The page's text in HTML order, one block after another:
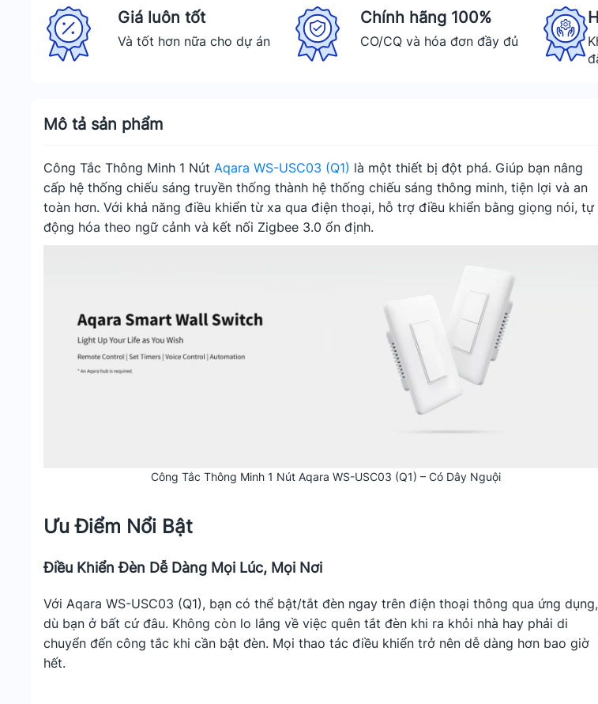
Giá luôn tốt
Và tốt hơn nữa cho dự án
Chính hãng 100%
CO/CQ và hóa đơn đầy đủ
Mô tả sản phẩm
Công Tắc Thông Minh 1 Nút Aqara WS-USC03 (Q1) là một thiết bị đột phá. Giúp bạn nâng
cấp hệ thống chiếu sáng truyền thống thành hệ thống chiếu sáng thông minh, tiện lợi và an
toàn hơn. Với khả năng điều khiển từ xa qua điện thoại, hỗ trợ điều khiển bằng giọng nói, tự
động hóa theo ngữ cảnh và kết nối Zigbee 3.0 ổn định.
Công Tắc Thông Minh 1 Nút Aqara WS-USC03 (Q1) – Có Dây Nguội
Ưu Điểm Nổi Bật
Điều Khiển Đèn Dễ Dàng Mọi Lúc, Mọi Nơi
Với Aqara WS-USC03 (Q1), bạn có thể bật/tắt đèn ngay trên điện thoại thông qua ứng dụng,
dù bạn ở bất cứ đâu. Không còn lo lắng về việc quên tắt đèn khi ra khỏi nhà hay phải di
chuyển đến công tắc khi cần bật đèn. Mọi thao tác điều khiển trở nên dễ dàng hơn bao giờ
hết.